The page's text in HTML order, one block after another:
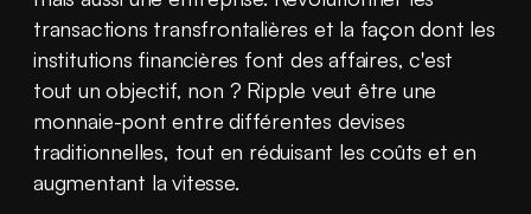
transactions transfrontalières et la façon dont les
institutions financières font des affaires, c'est
tout un objectif, non ? Ripple veut être une
monnaie-pont entre différentes devises
traditionnelles, tout en réduisant les coûts et en
augmentant la vitesse.